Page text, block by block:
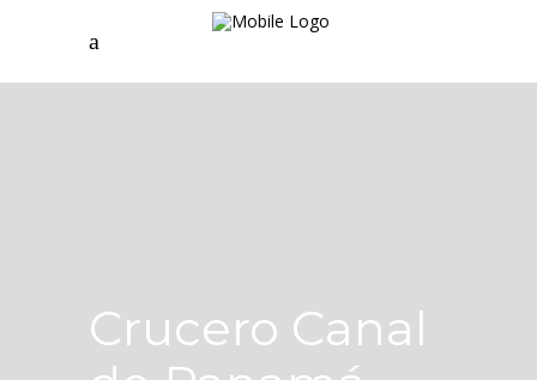
Crucero Canal